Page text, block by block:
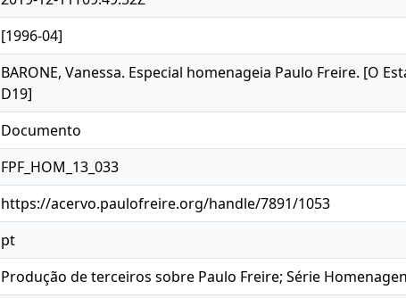
[1996-04]
BARONE, Vanessa. Especial homenageia Paulo Freire. [O
D19]
Documento
FPF_HOM_13_033
https://acervo.paulofreire.org/handle/7891/1053
pt
Produção de terceiros sobre Paulo Freire; Série